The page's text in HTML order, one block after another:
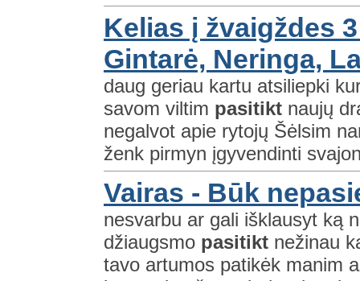
Kelias į žvaigždes
Gintarė, Neringa,
daug geriau kartu atsiliepki
savom viltim pasitikt naujų
negalvot apie rytojų Šėlsim
ženk pirmyn įgyvendinti
Vairas - Būk
nesvarbu ar gali išklausyt ką
džiaugsmo pasitikt nežinau
tavo artumos patikėk manim